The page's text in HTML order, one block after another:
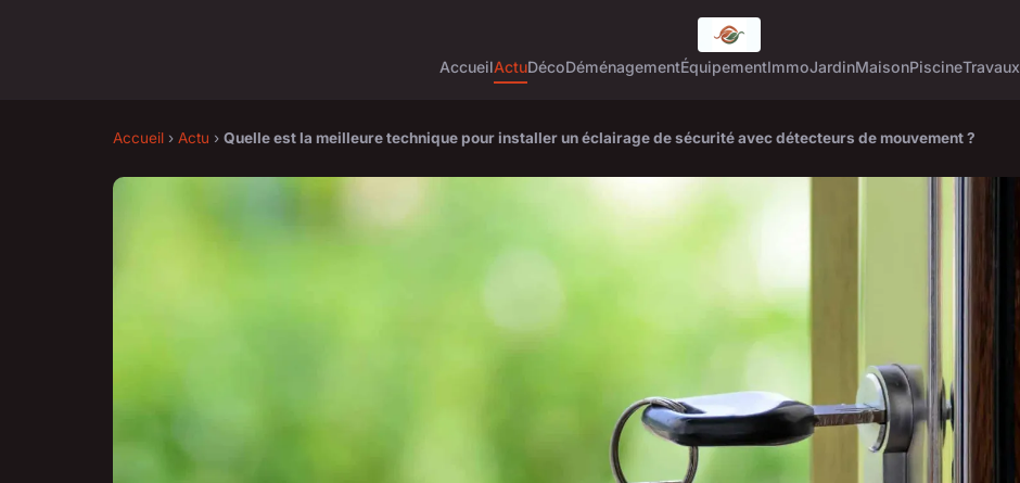
AccueilActuDécoDéménagementÉquipementImmoJardinMaisonPiscineTravaux
Accueil › Actu › Quelle est la meilleure technique pour installer un éclairage de sécurité avec détecteurs de mouvement ?